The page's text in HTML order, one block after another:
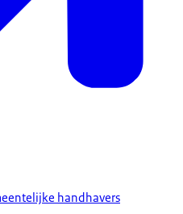
handhavers